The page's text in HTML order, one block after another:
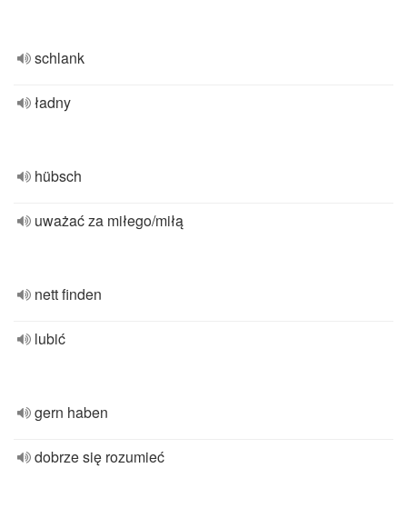
schlank
ładny
hübsch
uważać za miłego/miłą
nett finden
lubić
gern haben
dobrze się rozumieć